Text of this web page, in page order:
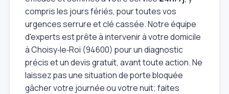
compris les jours fériés, pour toutes vos
urgences serrure et clé cassée. Notre équipe
d'experts est prête à intervenir à votre domicile
à Choisy‑le‑Roi (94600) pour un diagnostic
précis et un devis gratuit, avant toute action. Ne
laissez pas une situation de porte bloquée
gâcher votre journée ou votre nuit; faites